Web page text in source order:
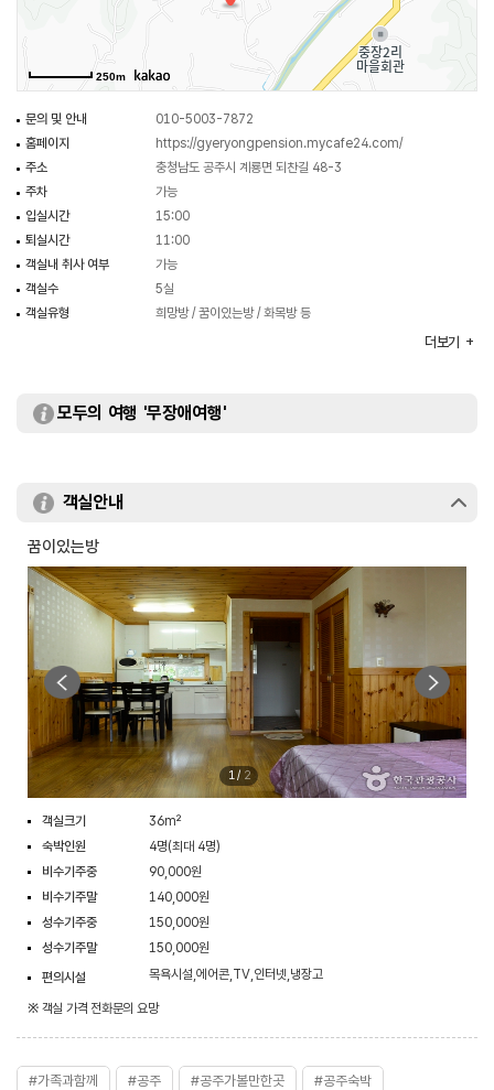
250m
문의 및 안내
010-5003-7872
홈페이지
https://gyeryongpension.mycafe24.com/
주소
충청남도 공주시 계룡면 되찬길 48-3
주차
가능
입실시간
15:00
퇴실시간
11:00
객실내 취사 여부
가능
객실수
5실
객실유형
희망방 / 꿈이있는방 / 화목방 등
더보기
모두의 여행 '무장애여행'
객실안내
꿈이있는방
1/ 2
객실크기
36m²
숙박인원
4명(최대 4명)
비수기주중
90,000원
비수기주말
140,000원
성수기주중
150,000원
성수기주말
150,000원
편의시설
목욕시설,에어콘,TV,인터넷,냉장고
※ 객실 가격 전화문의 요망
#가족과함께 #공주 #공주가볼만한곳 #공주숙박